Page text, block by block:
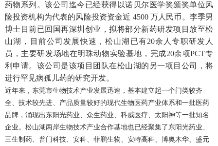
药物系列。该公司迄今已经获得以诺贝尔医学奖颁奖单位风
险投资机构为代表的风险投资资金近 4500 万人民币。李季男
博士目前已回国再深圳创业，拟将部分新药研发项目放至松
山湖，目前公司发展快速，松山湖已有20余人专职研发人
员，主要研发场地在明珠动物实验基地，完成20余项PCT专
利申请。该公司是该项目团队在松山湖的另一项目公司，将
进行罕见病孤儿药的研究开发。
近年来，东莞市生物技术产业发展迅速，基本建立起一个门类较齐
全、技术较先进、产品质量较好的现代生物医药产业体系和一批医药
品牌，涌现出东阳光药业、众生药业、科威医疗、太阳神等一批知名
企业。松山湖两岸生物技术产业合作基地也已经聚集了东阳光药业、
三生制药、普门科技、安科、菲鹏生物、安特高科、博奥木华、盛元